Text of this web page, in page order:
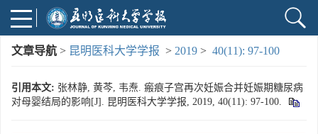
文章导航 > 昆明医科大学学报 > 2019 > 40(11): 97-100
引用本文: 张林静, 黄芩, 韦焘. 瘢痕子宫再次妊娠合并妊娠期糖尿病
对母婴结局的影响[J]. 昆明医科大学学报, 2019, 40(11): 97-100.